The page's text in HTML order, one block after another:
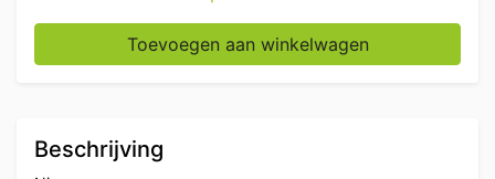
RVS Spoelblad Dubbele spoelbakken 180 x 70 cm
Toevoegen aan winkelwagen
Beschrijving